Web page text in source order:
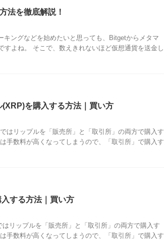
法を徹底解説！
キングなどを始めたいと思っても、Bitgetからメタマ
すよね。 そこで、数えきれないほど仮想通貨を送金し
を購入する方法｜買い方
はリップルを「販売所」と「取引所」の両方で購入す
手数料が高くなってしまうので、「取引所」で購入す
する方法｜買い方
リップルを「販売所」と「取引所」の両方で購入す
手数料が高くなってしまうので、「取引所」で購入す